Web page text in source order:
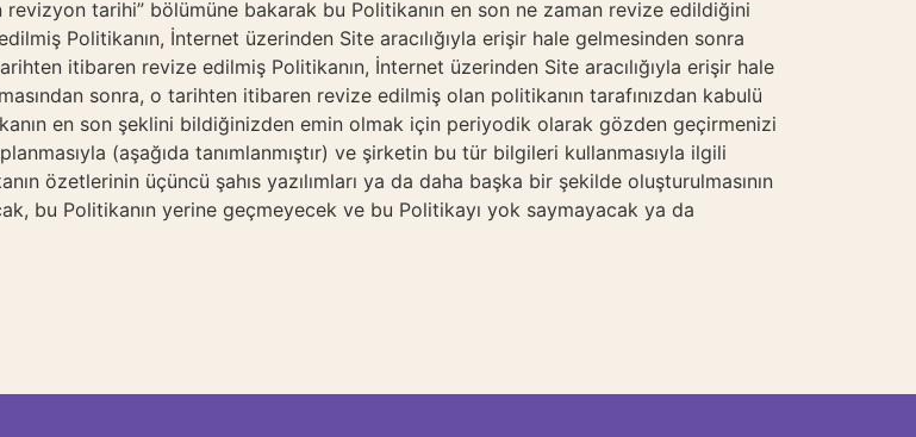
revizyon tarihi” bölümüne bakarak bu Politikanın en son ne zaman revize edildiğini
Politikanın, İnternet üzerinden Site aracılığıyla erişir hale gelmesinden sonra
itibaren revize edilmiş Politikanın, İnternet üzerinden Site aracılığıyla erişir hale
sonra, o tarihten itibaren revize edilmiş olan politikanın tarafınızdan kabulü
en son şeklini bildiğinizden emin olmak için periyodik olarak gözden geçirmenizi
(aşağıda tanımlanmıştır) ve şirketin bu tür bilgileri kullanmasıyla ilgili
özetlerinin üçüncü şahıs yazılımları ya da daha başka bir şekilde oluşturulmasının
bu Politikanın yerine geçmeyecek ve bu Politikayı yok saymayacak ya da